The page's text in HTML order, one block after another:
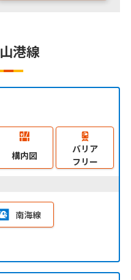
港線
構内図
バリア
フリー
南海線